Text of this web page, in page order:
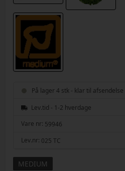
På lager 4 stk - klar til afsendelse
Lev.tid - 1-2 hverdage
Vare nr: 59946
Lev.nr: 025 TC
MEDIUM